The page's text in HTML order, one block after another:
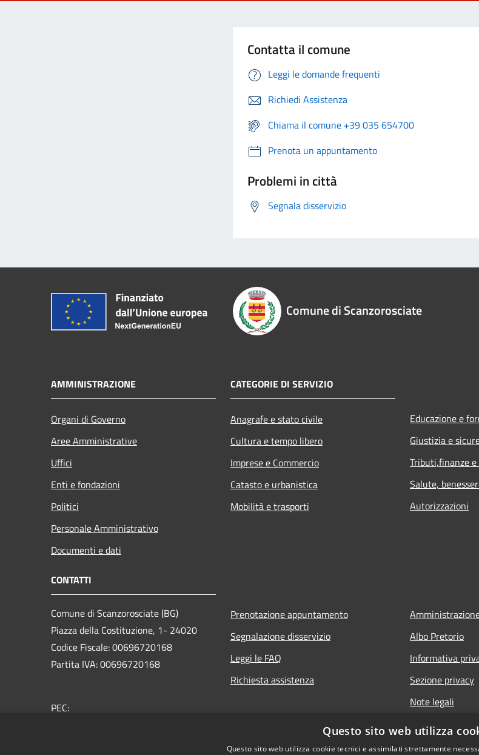
Contatta il comune
Leggi le domande frequenti
Richiedi Assistenza
Chiama il comune +39 035 654700
Prenota un appuntamento
Problemi in città
Segnala disservizio
Comune di Scanzorosciate
AMMINISTRAZIONE
Organi di Governo
Aree Amministrative
Uffici
Enti e fondazioni
Politici
Personale Amministrativo
Documenti e dati
CATEGORIE DI SERVIZIO
Anagrafe e stato civile
Cultura e tempo libero
Imprese e Commercio
Catasto e urbanistica
Mobilità e trasporti
Educazione e
Giustizia e
Tributi,finanze
Salute,
Autorizzazioni
CONTATTI
Comune di Scanzorosciate (BG)
Piazza della Costituzione, 1- 24020
Codice Fiscale: 00696720168
Partita IVA: 00696720168
PEC:
Prenotazione appuntamento
Segnalazione disservizio
Leggi le FAQ
Richiesta assistenza
Albo Pretorio
Informativa
Sezione privacy
Note legali
Dichiarazione di
Questo sito web utilizza
Questo sito web utilizza cookie tecnici e assimilati strettamente